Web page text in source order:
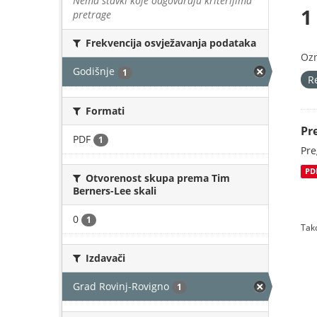
pretrage
Frekvencija osvježavanja podataka
Godišnje 1
Formati
PDF 1
Otvorenost skupa prema Tim
Berners-Lee skali
0 1
Izdavači
Grad Rovinj-Rovigno 1
1